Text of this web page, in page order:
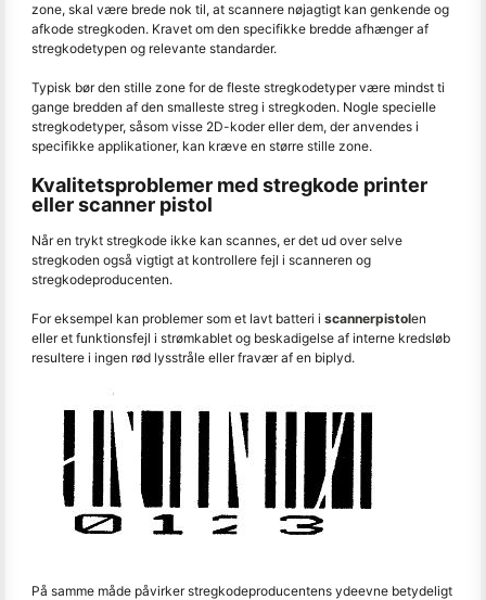
zone, skal være brede nok til, at scannere nøjagtigt kan genkende og
afkode stregkoden. Kravet om den specifikke bredde afhænger af
stregkodetypen og relevante standarder.
Typisk bør den stille zone for de fleste stregkodetyper være mindst ti
gange bredden af den smalleste streg i stregkoden. Nogle specielle
stregkodetyper, såsom visse 2D-koder eller dem, der anvendes i
specifikke applikationer, kan kræve en større stille zone.
Kvalitetsproblemer med stregkode printer
eller scanner pistol
Når en trykt stregkode ikke kan scannes, er det ud over selve
stregkoden også vigtigt at kontrollere fejl i scanneren og
stregkodeproducenten.
For eksempel kan problemer som et lavt batteri i scannerpistolen
eller et funktionsfejl i strømkablet og beskadigelse af interne kredsløb
resultere i ingen rød lysstråle eller fravær af en biplyd.
På samme måde påvirker stregkodeproducentens ydeevne betydeligt